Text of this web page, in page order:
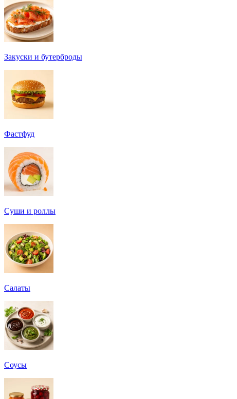
Закуски и бутерброды
Фастфуд
Суши и роллы
Салаты
Соусы